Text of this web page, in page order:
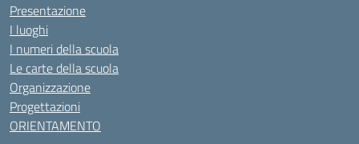
Presentazione
I luoghi
I numeri della scuola
Le carte della scuola
Organizzazione
Progettazioni
ORIENTAMENTO